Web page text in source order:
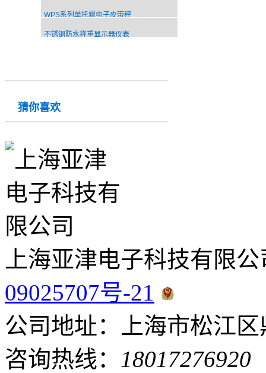
WPS系列单托辊电子皮带秤
不锈钢防水称重显示器仪表
猜你喜欢
上海亚津电子科技有限
09025707号-21
公司地址：上海市松江区
咨询热线： 18017276920